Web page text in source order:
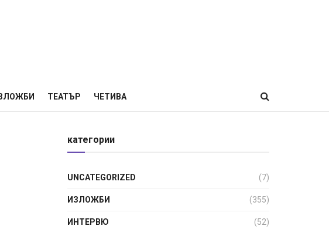
ТЕАТЪР ЧЕТИВА
категории
UNCATEGORIZED (7)
ИЗЛОЖБИ (355)
ИНТЕРВЮ (52)